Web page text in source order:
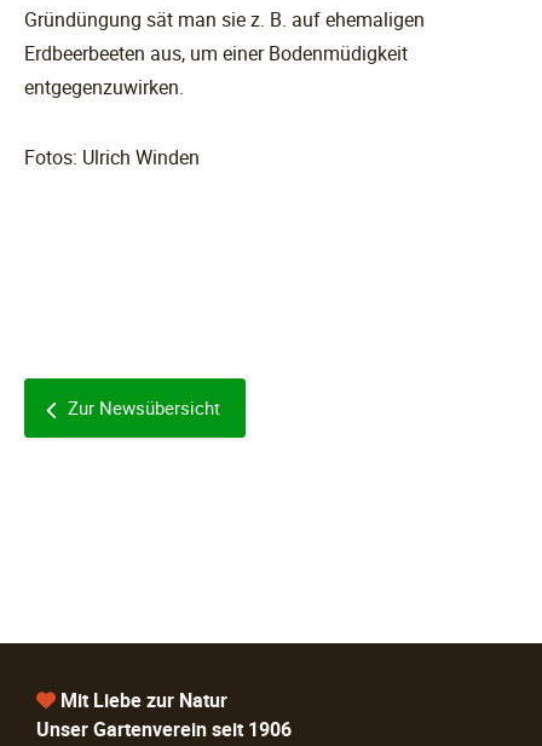
Gründüngung sät man sie z. B. auf ehemaligen
Erdbeerbeeten aus, um einer Bodenmüdigkeit
entgegenzuwirken.
Fotos: Ulrich Winden
Zur Newsübersicht
Mit Liebe zur Natur
Unser Gartenverein seit 1906